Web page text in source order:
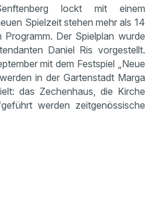
lockt mit einem
Spielzeit stehen mehr als 14
Der Spielplan wurde
Daniel Ris vorgestellt.
mit dem Festspiel „Neue
in der Gartenstadt Marga
das Zechenhaus, die Kirche
werden zeitgenössische